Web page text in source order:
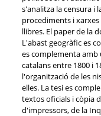
s'analitza la censura i
procediments i
llibres. El paper de la
L'abast geogràfic es
es complementa amb
catalans entre 1800 i
l'organització de les
elles. La tesi es
textos oficials i còpia
d'impressors, de la